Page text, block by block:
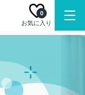
お気に入り
0